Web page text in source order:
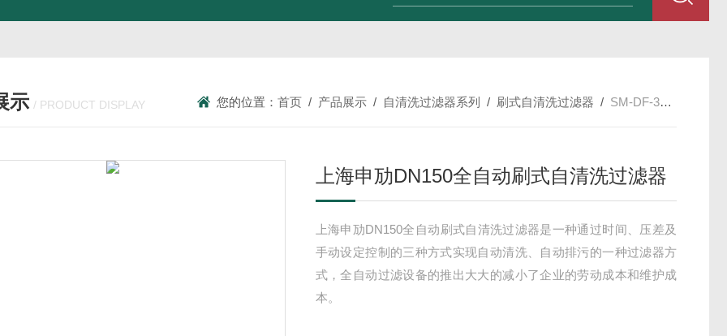
示 / PRODUCT DISPLAY 您的位置：首页 / 产品展示 / 自清洗过滤器系列 / 刷式自清洗过滤器 / SM-DF-304-150上海申劢DN150全自动刷式自清洗过滤器
上海申劢DN150全自动刷式自清洗过滤器
上海申劢DN150全自动刷式自清洗过滤器是一种通过时间、压差及
手动设定控制的三种方式实现自动清洗、自动排污的一种过滤器方
式，全自动过滤设备的推出大大的减小了企业的劳动成本和维护成
本。